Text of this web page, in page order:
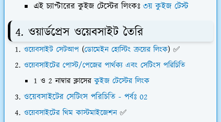
এই চ্যাপ্টারের কুইজ টেস্টের লিংকঃ ৩য় কুইজ টেস্ট
4. ওয়ার্ডপ্রেস ওয়েবসাইট তৈরি
ওয়েবসাইট সেটআপ (ডোমেইন হোস্টিং ক্রয়ের লিংক) ✅
ওয়েবসাইটের পোস্ট/পেজের পার্থক্য এবং সেটিংস পরিচিতি
1 ও 2 নাম্বার ক্লাসেরকুইজ টেস্টের লিংক
ওয়েবসাইটের সেটিংস পরিচিতি - পর্বঃ 02
ওয়েবসাইটের থিম কাস্টমাইজেশন✅